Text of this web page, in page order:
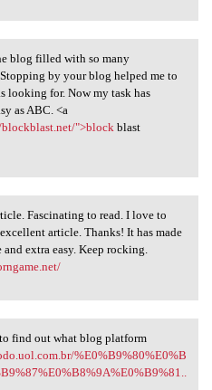
blog filled
blog filled with so many
by your blog helped me to
looking for. Now my task has
as ABC. <a
">block blast
Fascinating to read. I love to
article. Thanks! It has made
and extra easy. Keep rocking.
to find out what
find out what blog platform
%E0%B9%80%E0%B